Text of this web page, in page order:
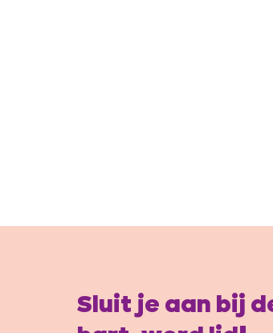
Sluit je aan bij